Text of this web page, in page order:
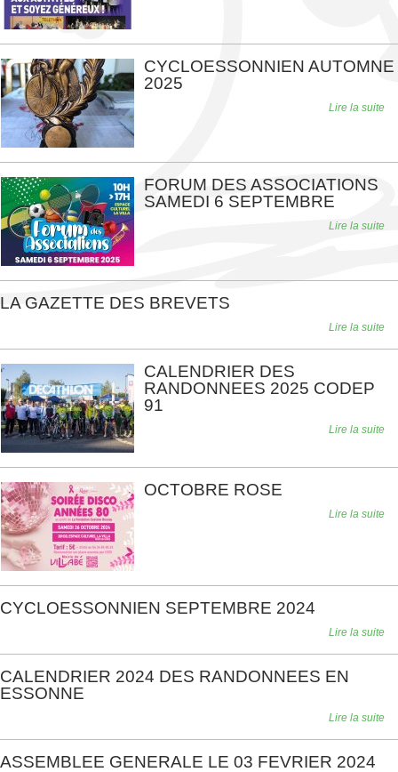
CYCLOESSONNIEN AUTOMNE
2025
Lire la suite
FORUM DES ASSOCIATIONS
SAMEDI 6 SEPTEMBRE
Lire la suite
LA GAZETTE DES BREVETS
Lire la suite
CALENDRIER DES
RANDONNEES 2025 CODEP
91
Lire la suite
OCTOBRE ROSE
Lire la suite
CYCLOESSONNIEN SEPTEMBRE 2024
Lire la suite
CALENDRIER 2024 DES RANDONNEES EN
ESSONNE
Lire la suite
ASSEMBLEE GENERALE LE 03 FEVRIER 2024